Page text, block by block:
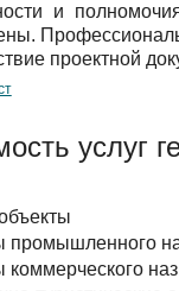
и
проектной
услуг
промышленного
коммерческого